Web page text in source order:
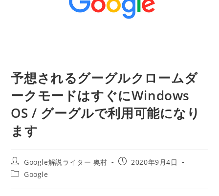
予想されるグーグルクロームダ
ークモードはすぐにWindows
OS / グーグルで利用可能になり
ます
投
稿
者:
Google解説ライター 奥村
投
2020年9月4日
投
Google